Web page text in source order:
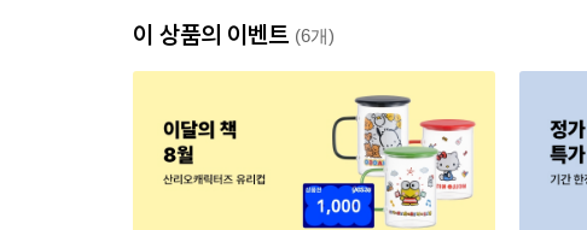
이 상품의 이벤트 (6개)